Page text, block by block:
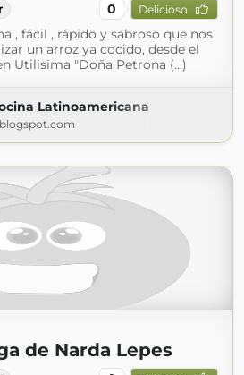
0 Delicioso
, fácil , rápido y sabroso que nos
un arroz ya cocido, desde el
Utilisima "Doña Petrona (...)
Latinoamericana
de Narda Lepes